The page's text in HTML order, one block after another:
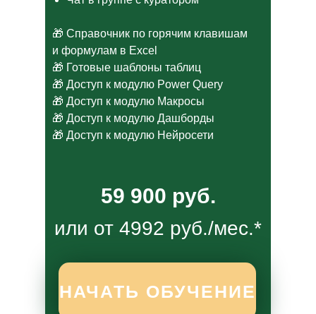
НАЧАТЬ ОБУЧЕНИЕ
🎁 Справочник по горячим клавишам
и формулам в Excel
🎁 Готовые шаблоны таблиц
🎁 Доступ к модулю Power Query
🎁 Доступ к модулю Макросы
🎁 Доступ к модулю Дашборды
🎁 Доступ к модулю Нейросети
или от 4992 руб./мес.*
59 900 руб.